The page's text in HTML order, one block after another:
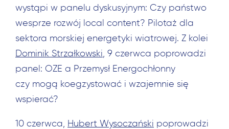
wystąpi w panelu dyskusyjnym: Czy państwo
wesprze rozwój local content? Pilotaż dla
sektora morskiej energetyki wiatrowej. Z kolei
Dominik Strzałkowski, 9 czerwca poprowadzi
panel: OZE a Przemysł Energochłonny
czy mogą koegzystować i wzajemnie się
wspierać?
10 czerwca, Hubert Wysoczański poprowadzi